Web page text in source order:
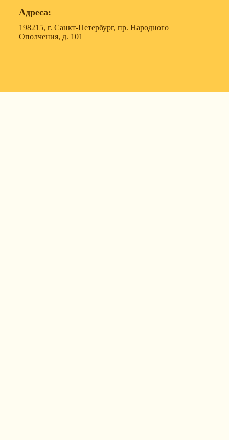
Адреса:
198215, г. Санкт-Петербург, пр. Народного
Ополчения, д. 101